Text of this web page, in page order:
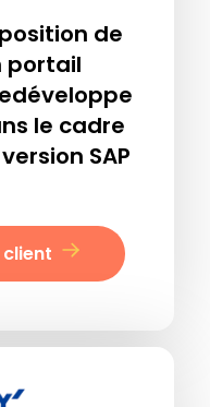
de
portail
le cadre
SAP